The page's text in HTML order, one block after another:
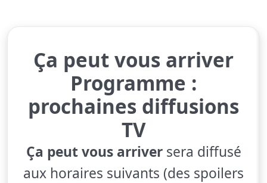
Ça peut vous arriver
Programme :
prochaines diffusions
TV
Ça peut vous arriversera diffusé
aux horaires suivants (des spoilers